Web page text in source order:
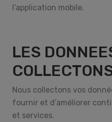
l’application mobile.
LES
Nous collectons vos
fournir et d’améliorer
et services.